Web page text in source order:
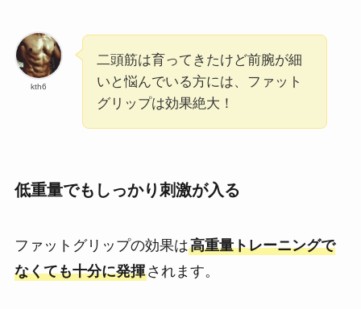
kth6
二頭筋は育ってきたけど前腕が細
いと悩んでいる方には、ファット
グリップは効果絶大！
低重量でもしっかり刺激が入る
ファットグリップの効果は高重量トレーニングで
なくても十分に発揮されます。